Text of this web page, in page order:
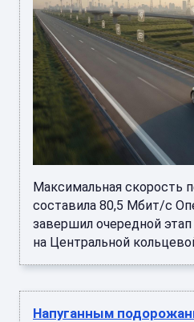
Максимальная скорость
составила 80,5 Мбит/с
завершил очередной
на Центральной
Напуганным